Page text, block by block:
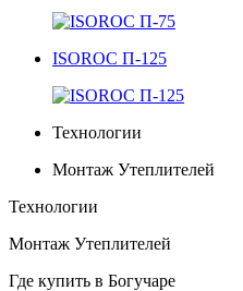
ISOROC П-125
Технологии
Монтаж Утеплителей
Технологии
Монтаж Утеплителей
Где купить в Богучаре